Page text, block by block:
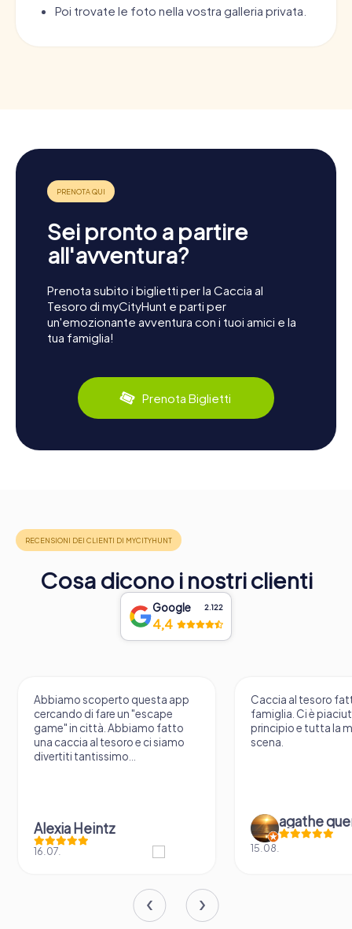
Poi trovate le foto nella vostra galleria privata.
Sei pronto a partire
all'avventura?
Prenota subito i biglietti per la Caccia al
Tesoro di myCityHunt e parti per
un'emozionante avventura con i tuoi amici e la
tua famiglia!
Prenota Biglietti
Cosa dicono i nostri clienti
Google 2.122
4,4
Abbiamo scoperto questa app
cercando di fare un "escape
game" in città. Abbiamo fatto
una caccia al tesoro e ci siamo
divertiti tantissimo...
Alexia Heintz
16.07.
Caccia al tesoro
famiglia. Ci è
principio e tutta la
scena.
agathe
15.08.